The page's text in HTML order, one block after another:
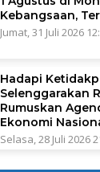
Kebangsaan,
Jumat, 31 Juli 2026
Hadapi
Selenggarakan
Rumuskan
Ekonomi
Selasa, 28 Juli 2026